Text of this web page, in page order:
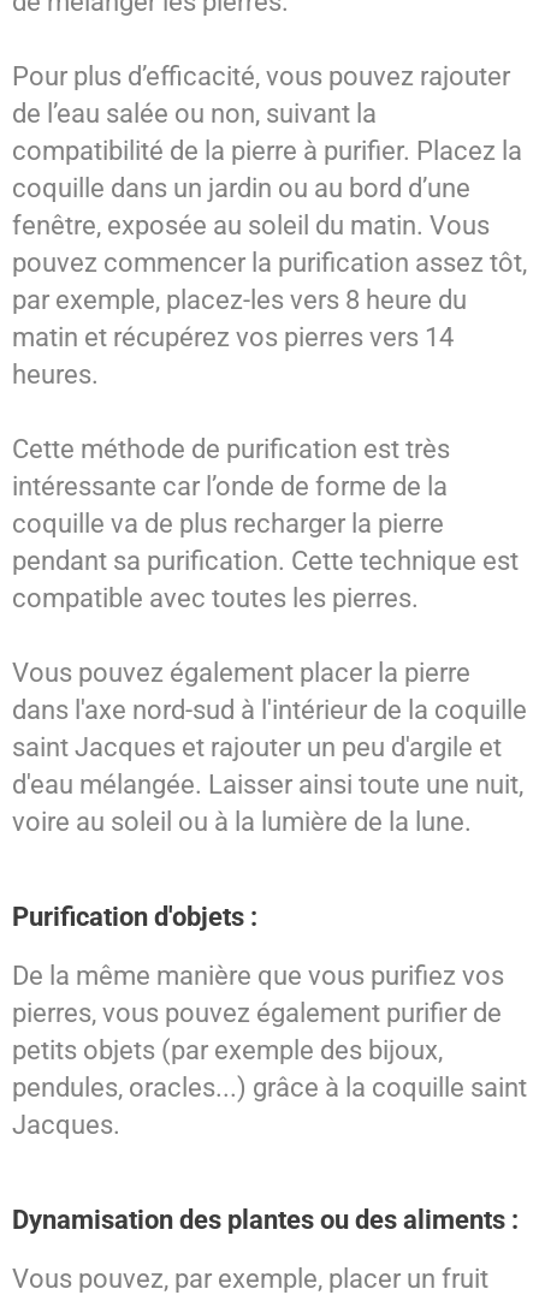
Pour plus d’efficacité, vous pouvez rajouter
de l’eau salée ou non, suivant la
compatibilité de la pierre à purifier. Placez la
coquille dans un jardin ou au bord d’une
fenêtre, exposée au soleil du matin. Vous
pouvez commencer la purification assez tôt,
par exemple, placez-les vers 8 heure du
matin et récupérez vos pierres vers 14
heures.
Cette méthode de purification est très
intéressante car l’onde de forme de la
coquille va de plus recharger la pierre
pendant sa purification. Cette technique est
compatible avec toutes les pierres.
Vous pouvez également placer la pierre
dans l'axe nord-sud à l'intérieur de la coquille
saint Jacques et rajouter un peu d'argile et
d'eau mélangée. Laisser ainsi toute une nuit,
voire au soleil ou à la lumière de la lune.
Purification d'objets :
De la même manière que vous purifiez vos
pierres, vous pouvez également purifier de
petits objets (par exemple des bijoux,
pendules, oracles...) grâce à la coquille saint
Jacques.
Dynamisation des plantes ou des aliments :
Vous pouvez, par exemple, placer un fruit